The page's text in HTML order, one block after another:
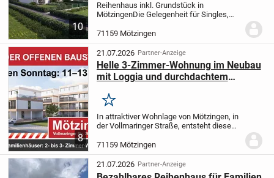
10
Reihenhaus inkl. Grundstück in
MötzingenDie Gelegenheit für Singles,
inkl. Bauplatz. Für Macher die den
Innenausbau selbst in die Hand nehmen
oder fertig...
71159 Mötzingen
8
21.07.2026 Partner-Anzeige
Helle 3-Zimmer-Wohnung im Neubau
mit Loggia und durchdachtem
Merken
In attraktiver Wohnlage von Mötzingen, in
der Vollmaringer Straße, entsteht diese
insgesamt 19 modernen
Eigentumswohnungen, verteilt auf drei
Mehrfamilienhäuser mit...
71159 Mötzingen
21.07.2026 Partner-Anzeige